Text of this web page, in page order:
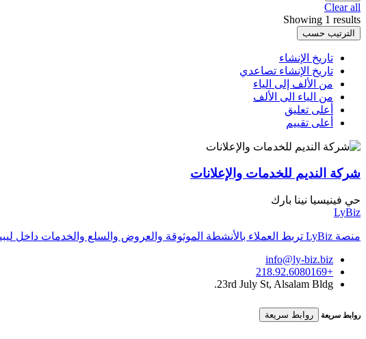
Clear all
Showing 1 results
الترتيب حسب
تاريخ الإنشاء
تاريخ الإنشاء تصاعدي
من الألف إلى الياء
من الياء الى الألف
أعلى تعليق
أعلى تقييم
شركة النديم للخدمات والإعلانات
حي فينيسيا نينا بارك
LyBiz
منصة LyBiz تربط العملاء بالأنشطة الموثوقة والعروض والسلع والخدمات داخل ليبيا بتجربة سريعة وواضحة.
info@ly-biz.biz
+218.92.6080169
23rd July St, Alsalam Bldg.
روابط سريعة روابط سريعة